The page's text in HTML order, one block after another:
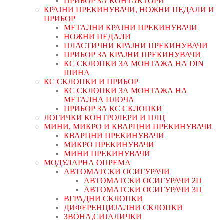
КРАЈНИ ПРЕКИНУВАЧИ, НОЖНИ ПЕДАЛИ И
ПРИБОР
МЕТАЛНИ КРАЈНИ ПРЕКИНУВАЧИ
НОЖНИ ПЕДАЛИ
ПЛАСТИЧНИ КРАЈНИ ПРЕКИНУВАЧИ
ПРИБОР ЗА КРАЈНИ ПРЕКИНУВАЧИ
КС СКЛОПКИ ЗА МОНТАЖА НА DIN
ШИНА
КС СКЛОПКИ И ПРИБОР
КС СКЛОПКИ ЗА МОНТАЖА НА
МЕТАЛНА ПЛОЧА
ПРИБОР ЗА КС СКЛОПКИ
ЛОГИЧКИ КОНТРОЛЕРИ И ПЛЦ
МИНИ, МИКРО И КВАРЦНИ ПРЕКИНУВАЧИ
КВАРЦНИ ПРЕКИНУВАЧИ
МИКРО ПРЕКИНУВАЧИ
МИНИ ПРЕКИНУВАЧИ
МОДУЛАРНА ОПРЕМА
АВТОМАТСКИ ОСИГУРАЧИ
АВТОМАТСКИ ОСИГУРАЧИ 2П
АВТОМАТСКИ ОСИГУРАЧИ 3П
ВГРАДНИ СКЛОПКИ
ДИФЕРЕНЦИЈАЛНИ СКЛОПКИ
ЗВОНА,СИЈАЛИЧКИ